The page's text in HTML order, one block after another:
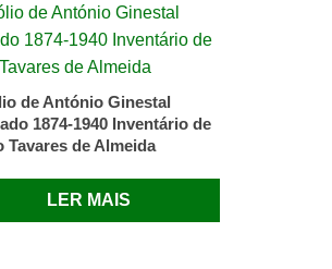
de António Ginestal
1874-1940 Inventário de
Tavares de Almeida
LER MAIS